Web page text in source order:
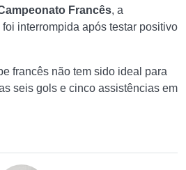
Francês, a
interrompida após testar positivo
francês não tem sido ideal para
seis gols e cinco assistências em